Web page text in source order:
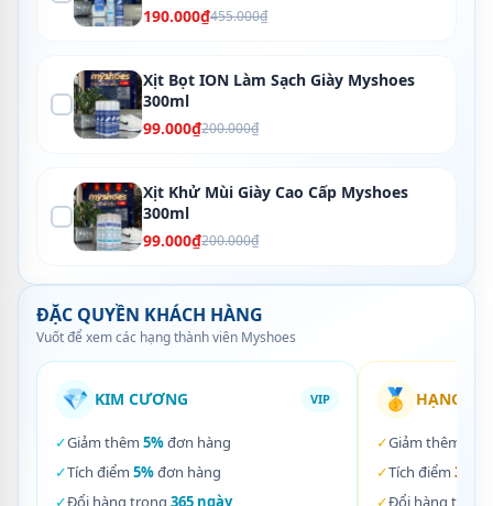
190.000₫455.000₫
Xịt Bọt ION Làm Sạch Giày Myshoes
300ml
99.000₫200.000₫
Xịt Khử Mùi Giày Cao Cấp Myshoes
300ml
99.000₫200.000₫
ĐẶC QUYỀN KHÁCH HÀNG
Vuốt để xem các hạng thành viên Myshoes
💎 KIM CƯƠNG VIP
✓Giảm thêm 5%đơn hàng
✓Tích điểm 5%đơn hàng
✓Đổi hàng trong 365 ngày
🥇 HẠNG
✓Giảm thêm
✓Tích điểm 3%
✓Đổi hàng trong